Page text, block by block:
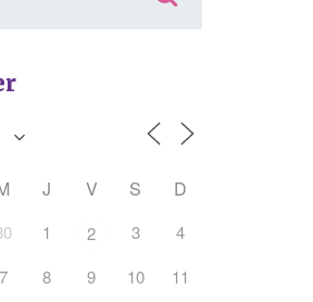
Outlook Live
J V S D
1 2 3
4
7 8 9 10
11